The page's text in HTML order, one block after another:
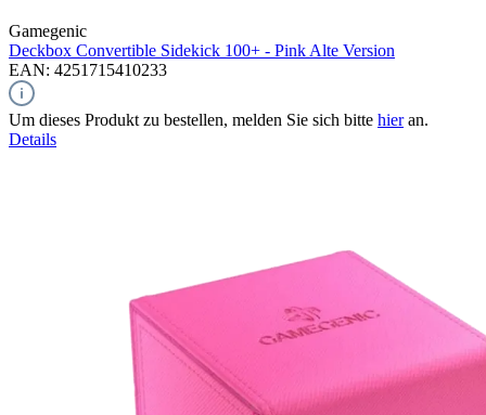
Gamegenic
Deckbox Convertible Sidekick 100+ - Pink Alte Version
EAN: 4251715410233
Um dieses Produkt zu bestellen, melden Sie sich bitte hieran.
Details